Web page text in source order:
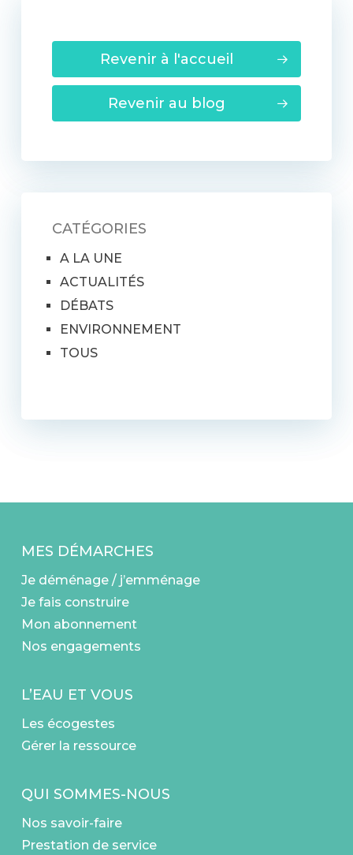
Revenir à l'accueil
Revenir au blog
CATÉGORIES
A LA UNE
ACTUALITÉS
DÉBATS
ENVIRONNEMENT
TOUS
MES DÉMARCHES
Je déménage / j’emménage
Je fais construire
Mon abonnement
Nos engagements
L’EAU ET VOUS
Les écogestes
Gérer la ressource
QUI SOMMES-NOUS
Nos savoir-faire
Prestation de service